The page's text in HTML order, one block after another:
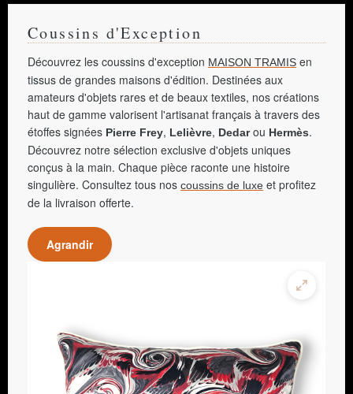
Coussins d'Exception
Découvrez les coussins d'exception MAISON TRAMIS en
tissus de grandes maisons d'édition. Destinées aux
amateurs d'objets rares et de beaux textiles, nos créations
haut de gamme valorisent l'artisanat français à travers des
étoffes signées Pierre Frey, Lelièvre, Dedarou Hermès.
Découvrez notre sélection exclusive d'objets uniques
conçus à la main. Chaque pièce raconte une histoire
singulière. Consultez tous nos coussins de luxe et profitez
de la livraison offerte.
Agrandir